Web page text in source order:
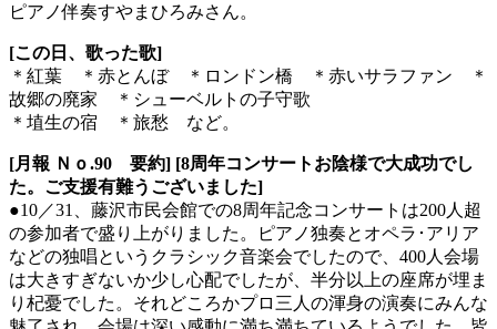
ピアノ伴奏すやまひろみさん。
[この日、歌った歌]
＊紅葉 ＊赤とんぼ ＊ロンドン橋 ＊赤いサラファン ＊
故郷の廃家 ＊シューベルトの子守歌
＊埴生の宿 ＊旅愁 など。
[月報 Ｎｏ.90 要約] [8周年コンサートお陰様で大成功でし
た。ご支援有難うございました]
●10／31、藤沢市民会館での8周年記念コンサートは200人超
の参加者で盛り上がりました。ピアノ独奏とオペラ･アリア
などの独唱というクラシック音楽会でしたので、400人会場
は大きすぎないか少し心配でしたが、半分以上の座席が埋ま
り杞憂でした。それどころかプロ三人の渾身の演奏にみんな